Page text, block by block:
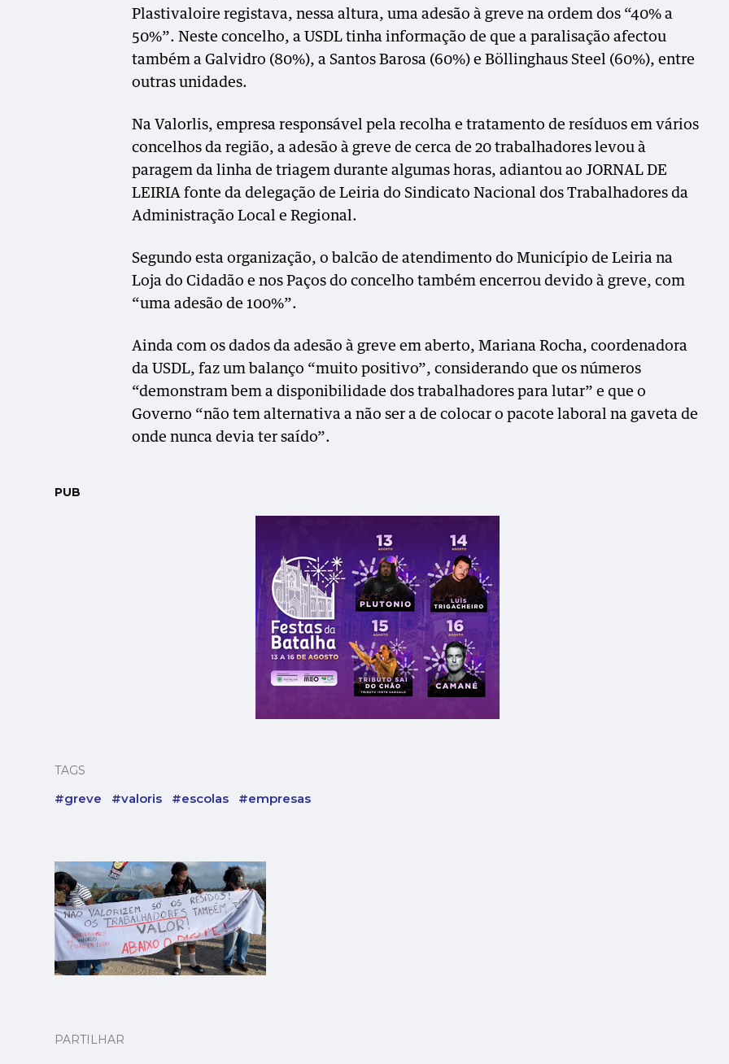
Plastivaloire registava, nessa altura, uma adesão à greve na ordem dos “40% a
50%”. Neste concelho, a USDL tinha informação de que a paralisação afectou
também a Galvidro (80%), a Santos Barosa (60%) e Böllinghaus Steel (60%), entre
outras unidades.
Na Valorlis, empresa responsável pela recolha e tratamento de resíduos em vários
concelhos da região, a adesão à greve de cerca de 20 trabalhadores levou à
paragem da linha de triagem durante algumas horas, adiantou ao JORNAL DE
LEIRIA fonte da delegação de Leiria do Sindicato Nacional dos Trabalhadores da
Administração Local e Regional.
Segundo esta organização, o balcão de atendimento do Município de Leiria na
Loja do Cidadão e nos Paços do concelho também encerrou devido à greve, com
“uma adesão de 100%”.
Ainda com os dados da adesão à greve em aberto, Mariana Rocha, coordenadora
da USDL, faz um balanço “muito positivo”, considerando que os números
“demonstram bem a disponibilidade dos trabalhadores para lutar” e que o
Governo “não tem alternativa a não ser a de colocar o pacote laboral na gaveta de
onde nunca devia ter saído”.
PUB
TAGS
#greve #valoris #escolas #empresas
PARTILHAR